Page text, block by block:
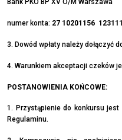
numer konta: 27 10201156
3. Dowód wpłaty należy dołączyć
4. Warunkiem akceptacji czeków
POSTANOWIENIA KOŃCOWE:
1. Przystąpienie do konkursu
Regulaminu.